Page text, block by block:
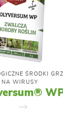
ŚRODKI
NA WIRUSY